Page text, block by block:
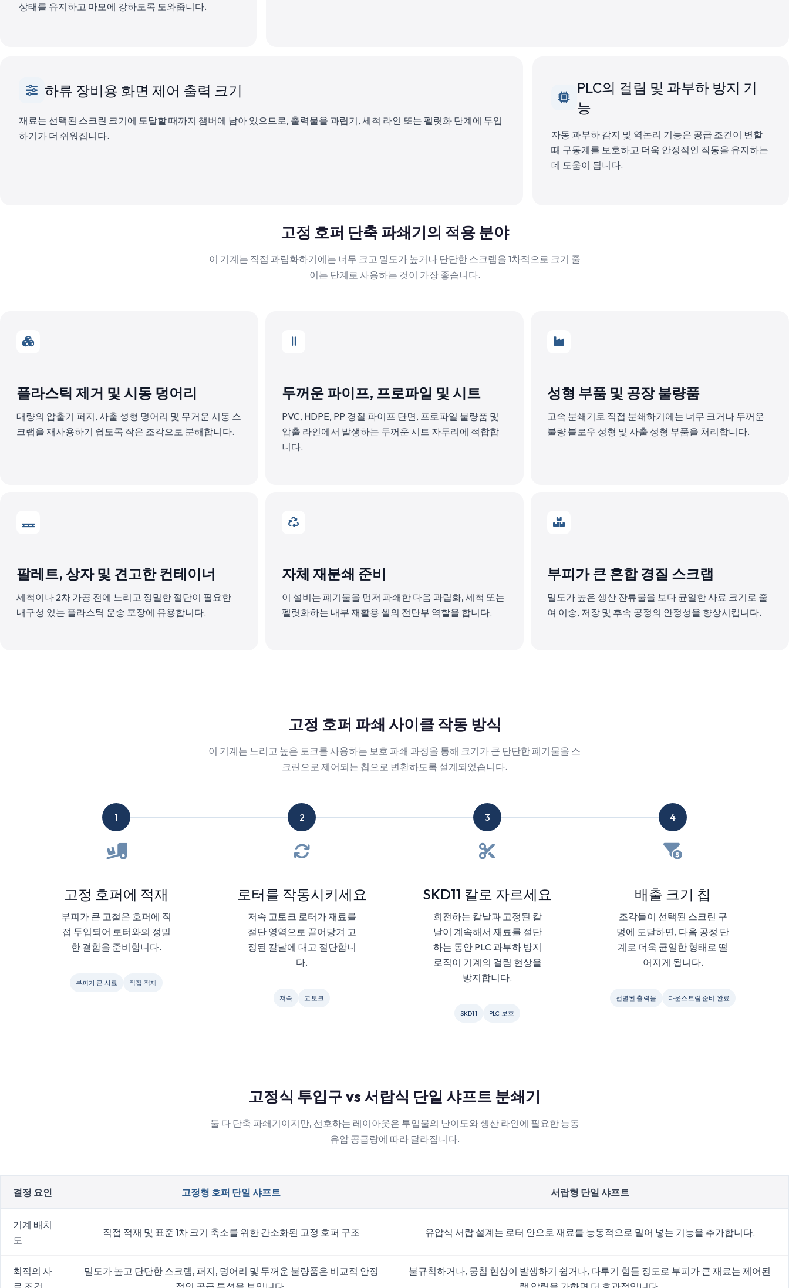
상태를 유지하고 마모에 강하도록 도와줍니다.
하류 장비용 화면 제어 출력 크기
재료는 선택된 스크린 크기에 도달할 때까지 챔버에 남아 있으므로, 출력물을 과립기, 세척 라인 또는 펠릿화 단계에 투입
하기가 더 쉬워집니다.
PLC의 걸림 및 과부하 방지 기
능
자동 과부하 감지 및 역논리 기능은 공급 조건이 변할
때 구동계를 보호하고 더욱 안정적인 작동을 유지하는
데 도움이 됩니다.
고정 호퍼 단축 파쇄기의 적용 분야
이 기계는 직접 과립화하기에는 너무 크고 밀도가 높거나 단단한 스크랩을 1차적으로 크기 줄
이는 단계로 사용하는 것이 가장 좋습니다.
플라스틱 제거 및 시동 덩어리
대량의 압출기 퍼지, 사출 성형 덩어리 및 무거운 시동 스
크랩을 재사용하기 쉽도록 작은 조각으로 분해합니다.
두꺼운 파이프, 프로파일 및 시트
PVC, HDPE, PP 경질 파이프 단면, 프로파일 불량품 및
압출 라인에서 발생하는 두꺼운 시트 자투리에 적합합
니다.
성형 부품 및 공장 불량품
고속 분쇄기로 직접 분쇄하기에는 너무 크거나 두꺼운
불량 블로우 성형 및 사출 성형 부품을 처리합니다.
팔레트, 상자 및 견고한 컨테이너
세척이나 2차 가공 전에 느리고 정밀한 절단이 필요한
내구성 있는 플라스틱 운송 포장에 유용합니다.
자체 재분쇄 준비
이 설비는 폐기물을 먼저 파쇄한 다음 과립화, 세척 또는
펠릿화하는 내부 재활용 셀의 전단부 역할을 합니다.
부피가 큰 혼합 경질 스크랩
밀도가 높은 생산 잔류물을 보다 균일한 사료 크기로 줄
여 이송, 저장 및 후속 공정의 안정성을 향상시킵니다.
고정 호퍼 파쇄 사이클 작동 방식
이 기계는 느리고 높은 토크를 사용하는 보호 파쇄 과정을 통해 크기가 큰 단단한 폐기물을 스
크린으로 제어되는 칩으로 변환하도록 설계되었습니다.
1
고정 호퍼에 적재
부피가 큰 고철은 호퍼에 직
접 투입되어 로터와의 정밀
한 결합을 준비합니다.
부피가 큰 사료 직접 적재
2
로터를 작동시키세요
저속 고토크 로터가 재료를
절단 영역으로 끌어당겨 고
정된 칼날에 대고 절단합니
다.
저속 고토크
3
SKD11 칼로 자르세요
회전하는 칼날과 고정된 칼
날이 계속해서 재료를 절단
하는 동안 PLC 과부하 방지
로직이 기계의 걸림 현상을
방지합니다.
SKD11 PLC 보호
4
배출 크기 칩
조각들이 선택된 스크린 구
멍에 도달하면, 다음 공정 단
계로 더욱 균일한 형태로 떨
어지게 됩니다.
선별된 출력물 다운스트림 준비 완료
고정식 투입구 vs 서랍식 단일 샤프트 분쇄기
둘 다 단축 파쇄기이지만, 선호하는 레이아웃은 투입물의 난이도와 생산 라인에 필요한 능동
유압 공급량에 따라 달라집니다.
결정 요인 고정형 호퍼 단일 샤프트 서랍형 단일 샤프트
기계 배치
도
직접 적재 및 표준 1차 크기 축소를 위한 간소화된 고정 호퍼 구조 유압식 서랍 설계는 로터 안으로 재료를 능동적으로 밀어 넣는 기능을 추가합니다.
최적의 사
밀도가 높고 단단한 스크랩, 퍼지, 덩어리 및 두꺼운 불량품은 비교적 안정
불규칙하거나, 뭉침 현상이 발생하기 쉽거나, 다루기 힘들 정도로 부피가 큰 재료는 제어된